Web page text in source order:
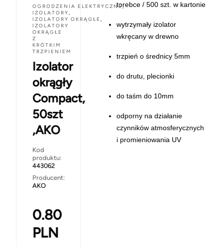
OGRODZENIA ELEKTRYCZNE,
IZOLATORY,
IZOLATORY OKRĄGŁE ,
IZOLATORY
OKRĄGŁE
Z
KRÓTKIM
TRZPIENIEM
Izolator
okrągły
Compact,
50szt
,AKO
Kod
produktu:
443062
Producent:
AKO
0.80
PLN
torebce / 500 szt. w kartonie
wytrzymały izolator
wkręcany w drewno
trzpień o średnicy 5mm
do drutu, plecionki
do taśm do 10mm
odporny na działanie
czynników atmosferycznych
i promieniowania UV